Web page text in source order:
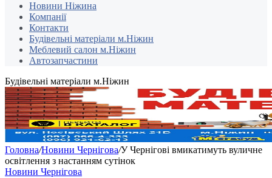
Новини Ніжина
Компанії
Контакти
Будівельні матеріали м.Ніжин
Меблевий салон м.Ніжин
Автозапчастини
Будівельні матеріали м.Ніжин
Головна/Новини Чернігова/У Чернігові вмикатимуть вуличне
освітлення з настанням сутінок
Новини Чернігова